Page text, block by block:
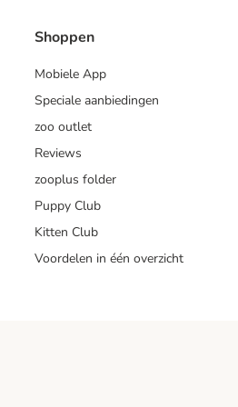
Shoppen
Mobiele App
Speciale aanbiedingen
zoo outlet
Reviews
zooplus folder
Puppy Club
Kitten Club
Voordelen in één overzicht